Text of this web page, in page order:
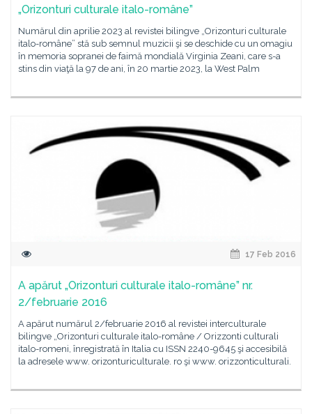
„Orizonturi culturale italo-române”
Numărul din aprilie 2023 al revistei bilingve „Orizonturi culturale
italo-române” stă sub semnul muzicii şi se deschide cu un omagiu
în memoria sopranei de faimă mondială Virginia Zeani, care s-a
stins din viaţă la 97 de ani, în 20 martie 2023, la West Palm
17 Feb 2016
A apărut „Orizonturi culturale italo-române” nr.
2/februarie 2016
A apărut numărul 2/februarie 2016 al revistei interculturale
bilingve „Orizonturi culturale italo-române / Orizzonti culturali
italo-romeni, înregistrată în Italia cu ISSN 2240-9645 şi accesibilă
la adresele www. orizonturiculturale. ro şi www. orizzonticulturali.